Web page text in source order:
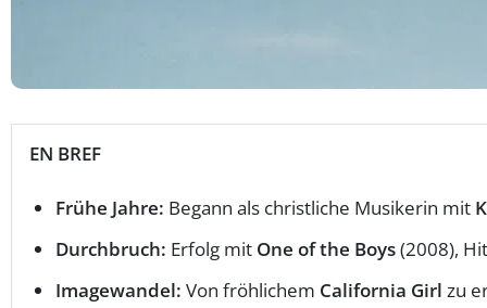
EN BREF
Frühe Jahre: Begann als christliche Musikerin mit
Durchbruch: Erfolg mit One of the Boys(2008),
Imagewandel: Von fröhlichem California Girl zu